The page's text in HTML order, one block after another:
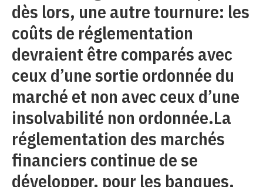
dès lors, une autre tournure: les
coûts de réglementation
devraient être comparés avec
ceux d’une sortie ordonnée du
marché et non avec ceux d’une
insolvabilité non ordonnée.La
réglementation des marchés
financiers continue de se
développer, pour les banques,